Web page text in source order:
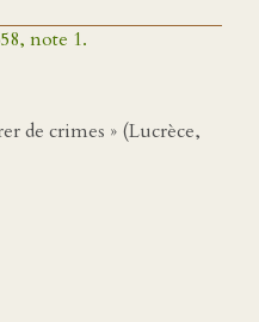
note 1.
de crimes » (Lucrèce,